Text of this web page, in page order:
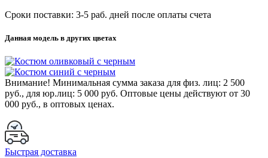
Сроки поставки: 3-5 раб. дней после оплаты счета
Данная модель в других цветах
Внимание! Минимальная сумма заказа для физ. лиц: 2 500
руб., для юр.лиц: 5 000 руб. Оптовые цены действуют от 30
000 руб., в оптовых ценах.
Быстрая доставка